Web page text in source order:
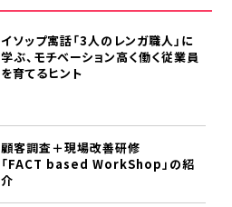
イソップ寓話「3人のレンガ職人」に
学ぶ、モチベーション高く働く従業員
を育てるヒント
顧客調査＋現場改善研修
「FACT based WorkShop」の紹
介